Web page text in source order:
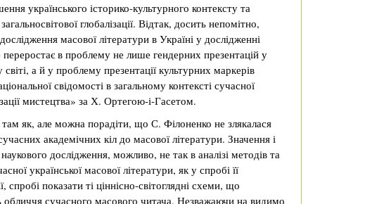
українського історико-культурного контексту та
глобалізації. Відтак, досить непомітно,
масової літератури в Україні у дослідженні
переростає в проблему не лише гендерних презентацій у
а й у проблему презентації культурних маркерів
свідомості в загальному контексті сучасної
мистецтва» за Х. Ортегою-і-Гасетом.
як, але можна порадіти, що С. Філоненко не злякалася
академічних кіл до масової літератури. Значення і
наукового дослідження, можливо, не так в аналізі методів та
української масової літератури, як у спробі її
спробі показати ті ціннісно-світоглядні схеми, що
сучасного масового читача. Незважаючи на видимо